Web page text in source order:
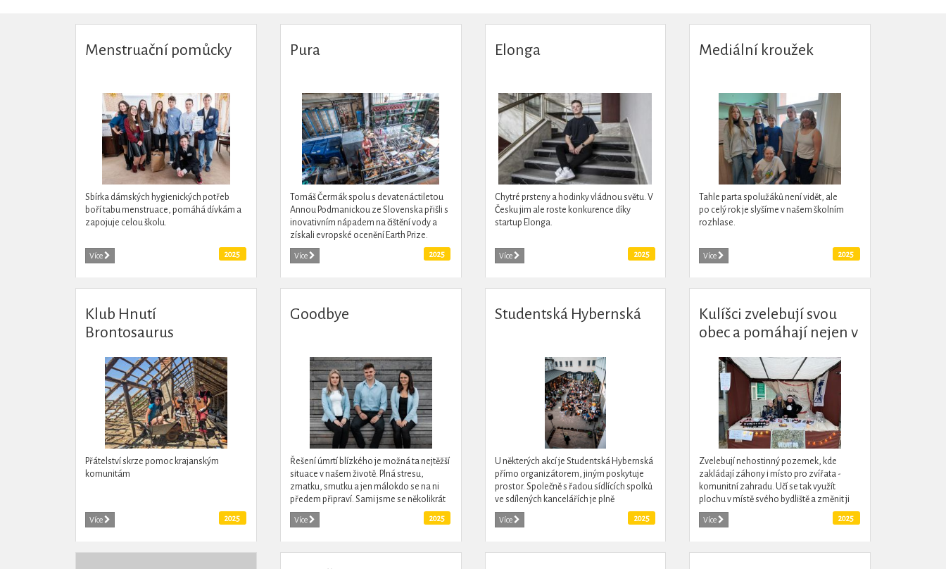
Menstruační pomůcky
Sbírka dámských hygienických potřeb
boří tabu menstruace, pomáhá dívkám a
zapojuje celou školu.
Více 2025
Pura
Tomáš Čermák spolu s devatenáctiletou
Annou Podmanickou ze Slovenska přišli s
inovativním nápadem na čištění vody a
získali evropské ocenění Earth Prize.
Více 2025
Elonga
Chytré prsteny a hodinky vládnou světu. V
Česku jim ale roste konkurence díky
startup Elonga.
Více 2025
Mediální kroužek
Tahle parta spolužáků není vidět, ale
po celý rok je slyšíme v našem školním
rozhlase.
Více 2025
Klub Hnutí
Brontosaurus
Přátelství skrze pomoc krajanským
komunitám
Více 2025
Goodbye
Řešení úmrtí blízkého je možná ta nejtěžší
situace v našem životě. Plná stresu,
zmatku, smutku a jen málokdo se na ni
předem připraví. Sami jsme se několikrát
setkali s neempatickým jednáním
tradičních...
Více 2025
Studentská Hybernská
U některých akcí je Studentská Hybernská
přímo organizátorem, jiným poskytuje
prostor. Společně s řadou sídlících spolků
ve sdílených kancelářích je plně
integrovanou součástí dění v Kampusu
Hybernská, pořádá...
Více 2025
Kulíšci zvelebují svou
obec a pomáhají nejen v
Zvelebují nehostinný pozemek, kde
zakládají záhony i místo pro zvířata -
komunitní zahradu. Učí se tak využít
plochu v místě svého bydliště a změnit ji
ekologickými cestami k lepšímu -
společnému využití. Během...
Více 2025